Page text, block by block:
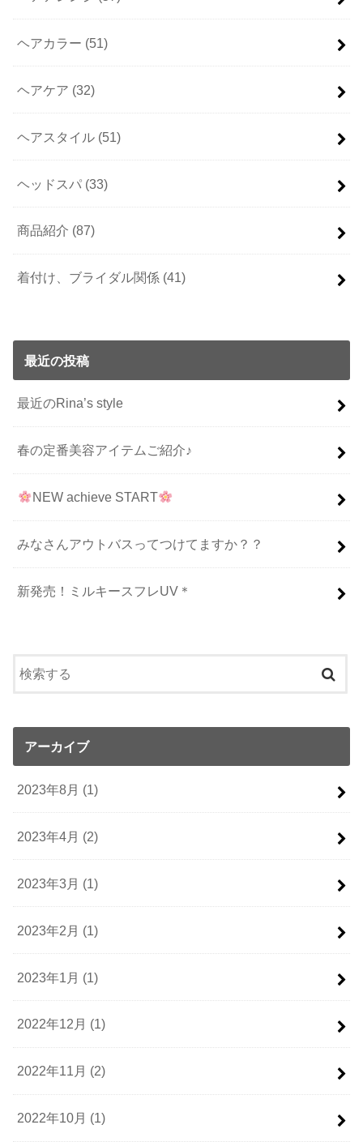
ヘアカラー (51)
ヘアケア (32)
ヘアスタイル (51)
ヘッドスパ (33)
商品紹介 (87)
着付け、ブライダル関係 (41)
最近の投稿
最近のRina’s style
春の定番美容アイテムご紹介♪
NEW achieve START
みなさんアウトバスってつけてますか？？
新発売！ミルキースフレUV＊
アーカイブ
2023年8月 (1)
2023年4月 (2)
2023年3月 (1)
2023年2月 (1)
2023年1月 (1)
2022年12月 (1)
2022年11月 (2)
2022年10月 (1)